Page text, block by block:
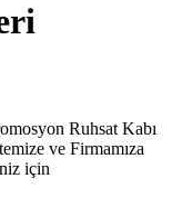
Ruhsat Kabı
ve Firmamıza
için